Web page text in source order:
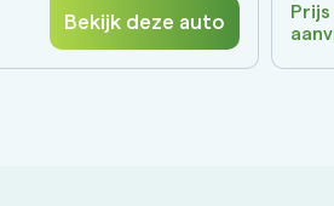
Bekijk deze auto